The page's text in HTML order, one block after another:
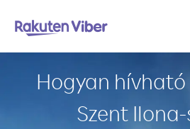
Hogyan
Szent